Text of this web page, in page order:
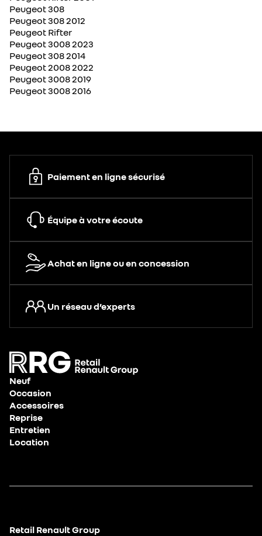
Peugeot 308
Peugeot 308 2012
Peugeot Rifter
Peugeot 3008 2023
Peugeot 308 2014
Peugeot 2008 2022
Peugeot 3008 2019
Peugeot 3008 2016
Paiement en ligne sécurisé
Équipe à votre écoute
Achat en ligne ou en concession
Un réseau d’experts
Neuf
Occasion
Accessoires
Reprise
Entretien
Location
Retail Renault Group